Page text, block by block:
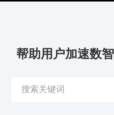
帮助用户加速数